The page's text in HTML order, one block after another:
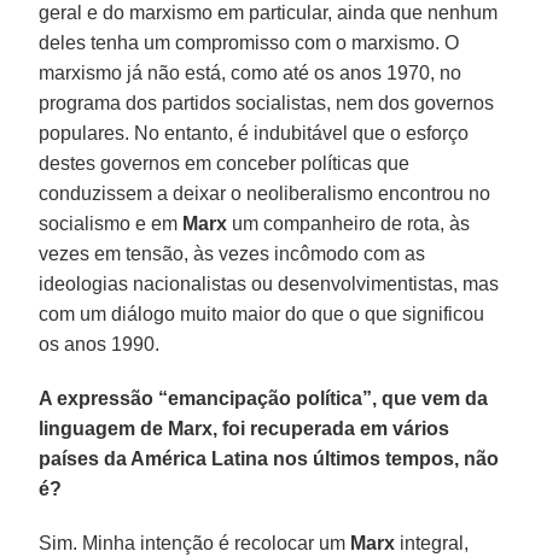
geral e do marxismo em particular, ainda que nenhum
deles tenha um compromisso com o marxismo. O
marxismo já não está, como até os anos 1970, no
programa dos partidos socialistas, nem dos governos
populares. No entanto, é indubitável que o esforço
destes governos em conceber políticas que
conduzissem a deixar o neoliberalismo encontrou no
socialismo e em Marx um companheiro de rota, às
vezes em tensão, às vezes incômodo com as
ideologias nacionalistas ou desenvolvimentistas, mas
com um diálogo muito maior do que o que significou
os anos 1990.
A expressão “emancipação política”, que vem da
linguagem de Marx, foi recuperada em vários
países da América Latina nos últimos tempos, não
é?
Sim. Minha intenção é recolocar um Marx integral,